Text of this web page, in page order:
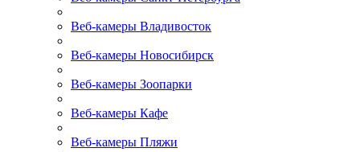
Веб-камеры Владивосток
Веб-камеры Новосибирск
Веб-камеры Зоопарки
Веб-камеры Кафе
Веб-камеры Пляжи